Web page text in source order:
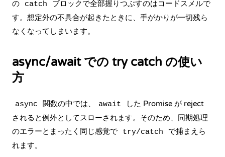
の catch
ブロックで全部握りつぶすのはコードスメルで
す。想定外の不具合が起きたときに、手がかりが一切残ら
なくなってしまいます。
async/await での try catch の使い
方
async 関数の中では、 await
した Promise が reject
されると例外としてスローされます。そのため、同期処理
のエラーとまったく同じ感覚で
try/catch
で捕まえら
れます。